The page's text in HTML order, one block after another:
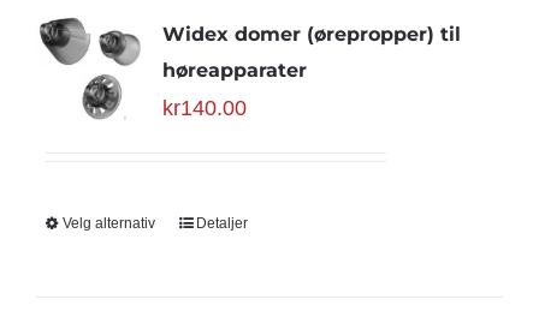
Widex domer (ørepropper) til
høreapparater
kr140.00
Velg alternativ Detaljer